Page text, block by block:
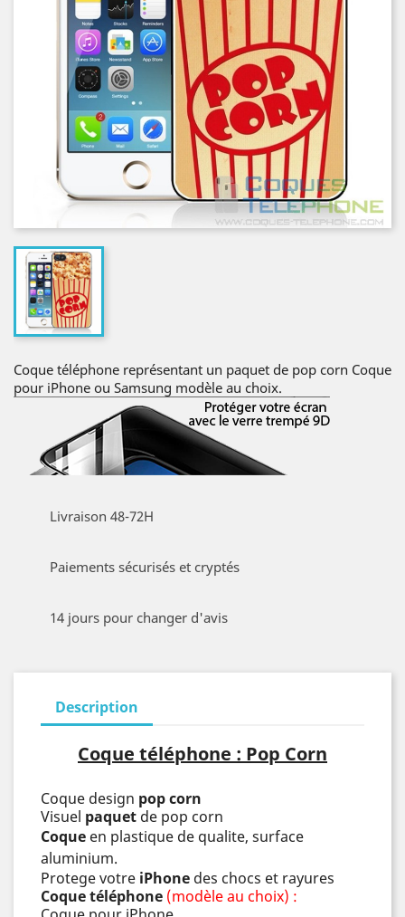
Coque téléphone représentant un paquet de pop corn Coque
pour iPhone ou Samsung modèle au choix.
Livraison 48-72H
Paiements sécurisés et cryptés
14 jours pour changer d'avis
Description
Coque téléphone : Pop Corn
Coque design pop corn
Visuel paquet de pop corn
Coque en plastique de qualite, surface
aluminium.
Protege votre iPhone des chocs et rayures
Coque téléphone (modèle au choix) :